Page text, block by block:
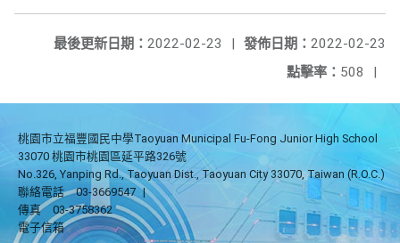
發佈日期： 2022-02-23
最後更新日期： 2022-02-23
|
點擊率： 508 |
桃園市立福豐國民中學Taoyuan Municipal Fu-Fong Junior High School
33070 桃園市桃園區延平路326號
No.326, Yanping Rd., Taoyuan Dist., Taoyuan City 33070, Taiwan (R.O.C.)
聯絡電話
03-3669547 |
傳真
03-3758362
電子信箱